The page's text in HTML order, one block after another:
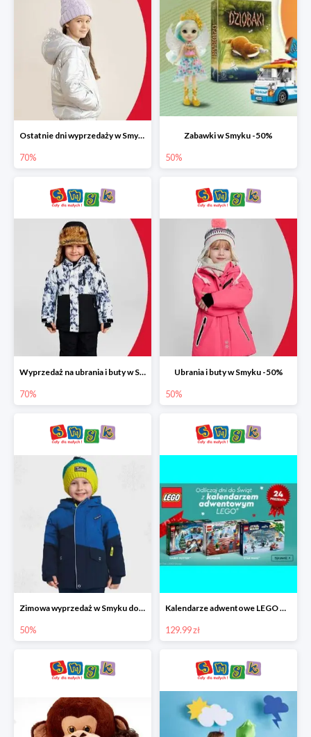
Ostatnie dni wyprzedaży w Smyku do -70%
70%
Zabawki w Smyku -50%
50%
Wyprzedaż na ubrania i buty w Smyku do -70%
70%
Ubrania i buty w Smyku -50%
50%
Zimowa wyprzedaż w Smyku do -50%
50%
Kalendarze adwentowe LEGO w Smyku w super cenie
129.99 zł